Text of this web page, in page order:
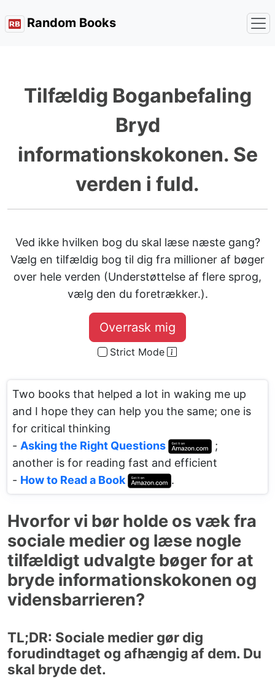
Random Books
Tilfældig Boganbefaling
Bryd
informationskokonen. Se
verden i fuld.
Ved ikke hvilken bog du skal læse næste gang?
Vælg en tilfældig bog til dig fra millioner af bøger
over hele verden (Understøttelse af flere sprog,
vælg den du foretrækker.).
Overrask mig
Strict Mode
Two books that helped a lot in waking me up
and I hope they can help you the same; one is
for critical thinking
- Asking the Right Questions
;
another is for reading fast and efficient
- How to Read a Book .
Hvorfor vi bør holde os væk fra
sociale medier og læse nogle
tilfældigt udvalgte bøger for at
bryde informationskokonen og
vidensbarrieren?
TL;DR: Sociale medier gør dig
forudindtaget og afhængig af dem. Du
skal bryde det.